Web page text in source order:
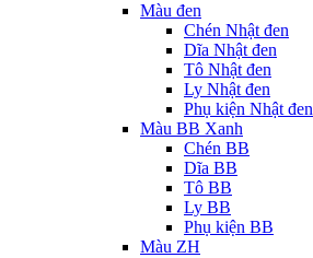
Màu đen
Chén Nhật đen
Dĩa Nhật đen
Tô Nhật đen
Ly Nhật đen
Phụ kiện Nhật đen
Màu BB Xanh
Chén BB
Dĩa BB
Tô BB
Ly BB
Phụ kiện BB
Màu ZH